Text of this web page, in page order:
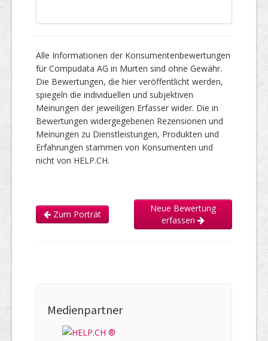
Alle Informationen der Konsumentenbewertungen
für Compudata AG in Murten sind ohne Gewähr.
Die Bewertungen, die hier veröffentlicht werden,
spiegeln die individuellen und subjektiven
Meinungen der jeweiligen Erfasser wider. Die in
Bewertungen widergegebenen Rezensionen und
Meinungen zu Dienstleistungen, Produkten und
Erfahrungen stammen von Konsumenten und
nicht von HELP.CH.
Zum Porträt
Neue Bewertung
erfassen
Medienpartner